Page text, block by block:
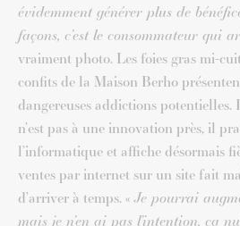
évidemment générer plus de
façons, c’est le consommateur qui
vraiment photo. Les foies gras mi-
confits de la Maison Berho
dangereuses addictions
n’est pas à une innovation près, il
l’informatique et affiche désormais
ventes par internet sur un site fait
d’arriver à temps. «Je pourrai
mais je n’en ai pas l’intention, ça